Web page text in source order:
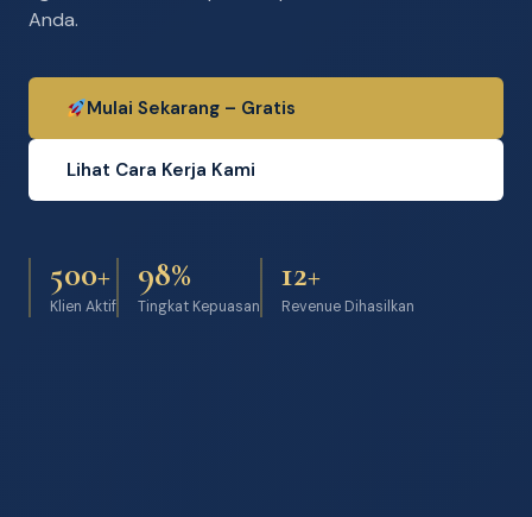
Anda.
Mulai Sekarang – Gratis
Lihat Cara Kerja Kami
500+
Klien Aktif
98%
Tingkat Kepuasan
12+
Revenue Dihasilkan